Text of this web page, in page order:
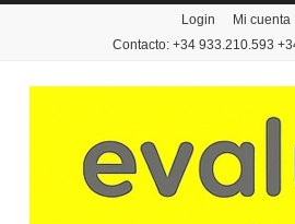
Login
Mi cuenta
Contacto: +34 933.210.593